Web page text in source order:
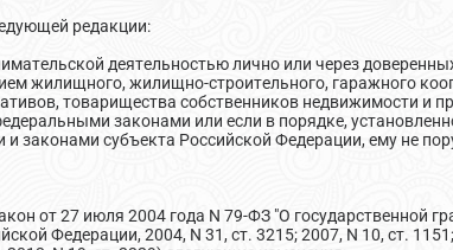
редакции:
деятельностью лично или через
жилищного, жилищно-строительного, гаражного
товарищества собственников недвижимости и
законами или если в порядке,
законами субъекта Российской Федерации, ему не
от 27 июля 2004 года N 79-ФЗ "О государственной
Федерации, 2004, N 31, ст. 3215; 2007, N 10, ст.